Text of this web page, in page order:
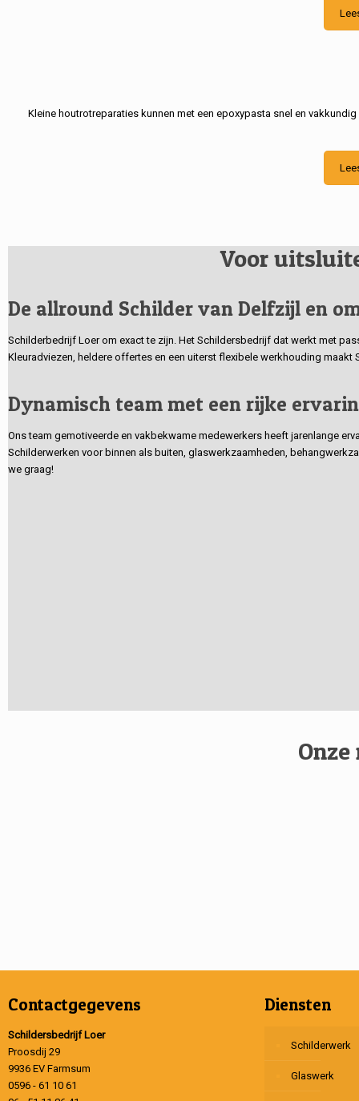
Kleine houtrotreparaties kunnen met een epoxypasta snel en
Voor
De allround Schilder van Delfzijl en
Schilderbedrijf Loer om exact te zijn. Het Schildersbedrijf dat werkt met
Kleuradviezen, heldere offertes en een uiterst flexibele werkhouding
Dynamisch team met een rijke
Ons team gemotiveerde en vakbekwame medewerkers heeft jarenlange
Schilderwerken voor binnen als buiten, glaswerkzaamheden,
we graag!
Contactgegevens
Schildersbedrijf Loer
Proosdij 29
9936 EV Farmsum
0596 - 61 10 61
Diensten
Schilderwerk
Glaswerk